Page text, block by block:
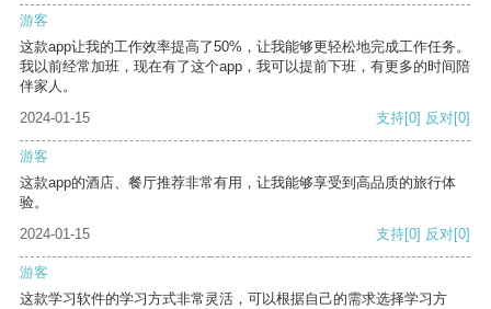
游客
这款app让我的工作效率提高了50%，让我能够更轻松地完成工作任务。
我以前经常加班，现在有了这个app，我可以提前下班，有更多的时间陪
伴家人。
2024-01-15
支持[0] 反对[0]
游客
这款app的酒店、餐厅推荐非常有用，让我能够享受到高品质的旅行体
验。
2024-01-15
支持[0] 反对[0]
游客
这款学习软件的学习方式非常灵活，可以根据自己的需求选择学习方